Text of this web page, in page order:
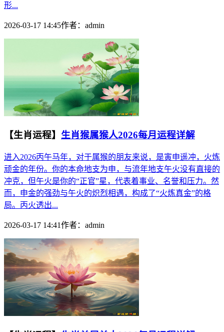
形...
2026-03-17 14:45作者： admin
【生肖运程】 生肖猴属猴人2026每月运程详解
进入2026丙午马年，对于属猴的朋友来说，是寅申遥冲，火炼
顽金的年份。你的本命地支为申，与流年地支午火没有直接的
冲克，但午火是你的“正官”星，代表着事业、名誉和压力。然
而，申金的强劲与午火的炽烈相遇，构成了“火炼真金”的格
局。丙火透出...
2026-03-17 14:41作者： admin